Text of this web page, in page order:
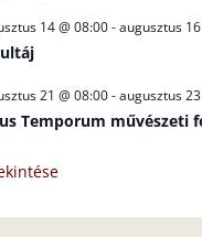
14 @ 08:00-augusztus
21 @ 08:00-augusztus
Temporum művészeti